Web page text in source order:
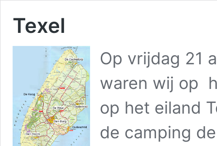
Texel
Op vrijdag 21
waren wij op
op het eiland
de camping